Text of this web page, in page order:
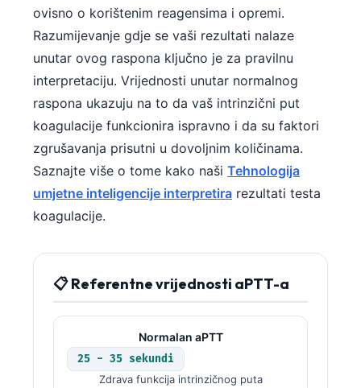
ovisno o korištenim reagensima i opremi.
Razumijevanje gdje se vaši rezultati nalaze
unutar ovog raspona ključno je za pravilnu
interpretaciju. Vrijednosti unutar normalnog
raspona ukazuju na to da vaš intrinzični put
koagulacije funkcionira ispravno i da su faktori
zgrušavanja prisutni u dovoljnim količinama.
Saznajte više o tome kako naši Tehnologija
umjetne inteligencije interpretira rezultati testa
koagulacije.
📋 Referentne vrijednosti aPTT-a
Normalan aPTT
25 - 35 sekundi
Zdrava funkcija intrinzičnog puta